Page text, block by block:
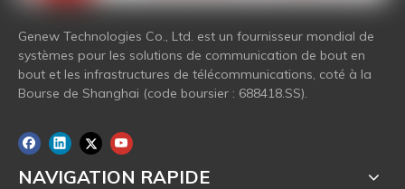
Genew Technologies Co., Ltd. est un fournisseur mondial de
systèmes pour les solutions de communication de bout en
bout et les infrastructures de télécommunications, coté à la
Bourse de Shanghai (code boursier : 688418.SS).
NAVIGATION RAPIDE